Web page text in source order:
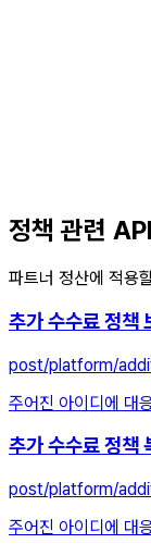
정책 관련 API
파트너 정산에 적용
추가 수수료 정책
post/platform/
주어진 아이디에 대
추가 수수료 정책
post/platform/
주어진 아이디에 대